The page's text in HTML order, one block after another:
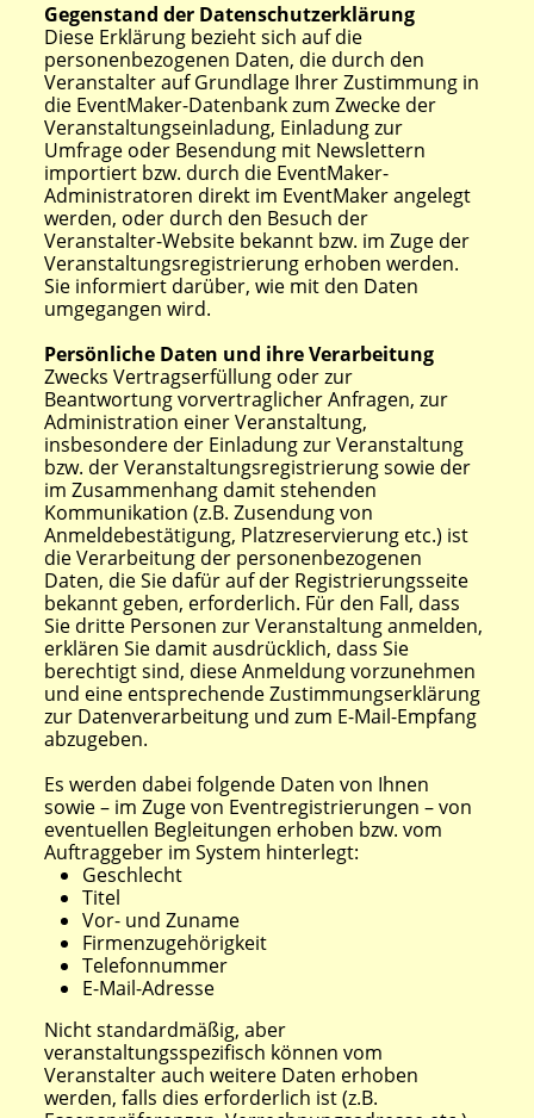
Gegenstand der Datenschutzerklärung
Diese Erklärung bezieht sich auf die
personenbezogenen Daten, die durch den
Veranstalter auf Grundlage Ihrer Zustimmung in
die EventMaker-Datenbank zum Zwecke der
Veranstaltungseinladung, Einladung zur
Umfrage oder Besendung mit Newslettern
importiert bzw. durch die EventMaker-
Administratoren direkt im EventMaker angelegt
werden, oder durch den Besuch der
Veranstalter-Website bekannt bzw. im Zuge der
Veranstaltungsregistrierung erhoben werden.
Sie informiert darüber, wie mit den Daten
umgegangen wird.
Persönliche Daten und ihre Verarbeitung
Zwecks Vertragserfüllung oder zur
Beantwortung vorvertraglicher Anfragen, zur
Administration einer Veranstaltung,
insbesondere der Einladung zur Veranstaltung
bzw. der Veranstaltungsregistrierung sowie der
im Zusammenhang damit stehenden
Kommunikation (z.B. Zusendung von
Anmeldebestätigung, Platzreservierung etc.) ist
die Verarbeitung der personenbezogenen
Daten, die Sie dafür auf der Registrierungsseite
bekannt geben, erforderlich. Für den Fall, dass
Sie dritte Personen zur Veranstaltung anmelden,
erklären Sie damit ausdrücklich, dass Sie
berechtigt sind, diese Anmeldung vorzunehmen
und eine entsprechende Zustimmungserklärung
zur Datenverarbeitung und zum E-Mail-Empfang
abzugeben.
Es werden dabei folgende Daten von Ihnen
sowie – im Zuge von Eventregistrierungen – von
eventuellen Begleitungen erhoben bzw. vom
Auftraggeber im System hinterlegt:
Geschlecht
Titel
Vor- und Zuname
Firmenzugehörigkeit
Telefonnummer
E-Mail-Adresse
Nicht standardmäßig, aber
veranstaltungsspezifisch können vom
Veranstalter auch weitere Daten erhoben
werden, falls dies erforderlich ist (z.B.